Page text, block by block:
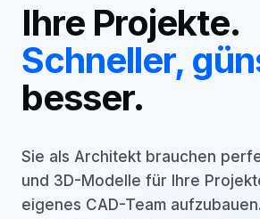
Ihre Projekte.
Schneller,
besser.
Sie als Architekt brauchen
und 3D-Modelle für Ihre
eigenes CAD-Team